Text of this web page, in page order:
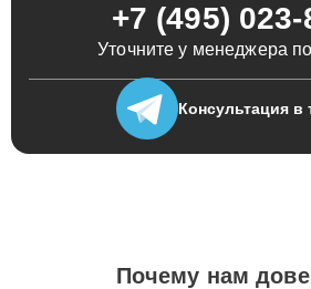
+7 (495) 023-
Уточните у менеджера
Консультация в
Почему нам